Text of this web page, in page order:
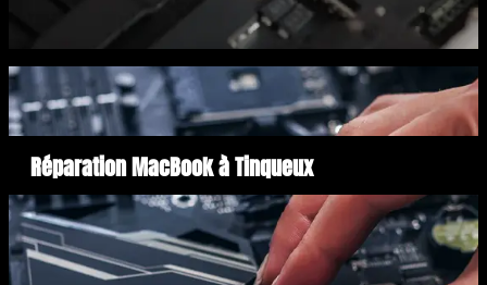
Réparation MacBook à Tinqueux